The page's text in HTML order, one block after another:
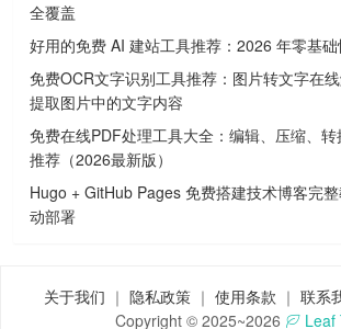
全覆盖
好用的免费 AI 建站工具推荐：2026 年零基
免费OCR文字识别工具推荐：图片转文字在
提取图片中的文字内容
免费在线PDF处理工具大全：编辑、压缩、
推荐（2026最新版）
Hugo + GitHub Pages 免费搭建技术博客完
动部署
关于我们 ｜ 隐私政策 ｜ 使用条款 ｜ 联系
Copyright © 2025~2026
Leaf